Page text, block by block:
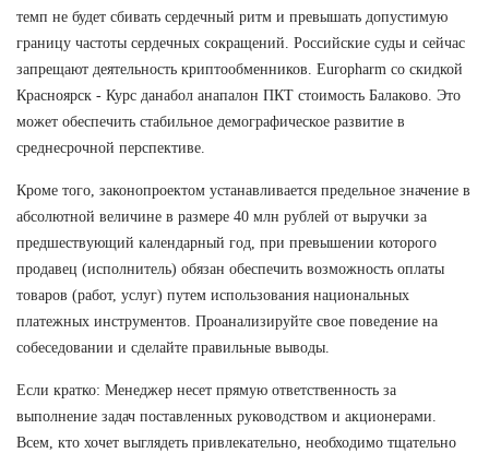
темп не будет сбивать сердечный ритм и превышать допустимую
границу частоты сердечных сокращений. Российские суды и сейчас
запрещают деятельность криптообменников. Europharm со скидкой
Красноярск - Курс данабол анапалон ПКТ стоимость Балаково. Это
может обеспечить стабильное демографическое развитие в
среднесрочной перспективе.
Кроме того, законопроектом устанавливается предельное значение в
абсолютной величине в размере 40 млн рублей от выручки за
предшествующий календарный год, при превышении которого
продавец (исполнитель) обязан обеспечить возможность оплаты
товаров (работ, услуг) путем использования национальных
платежных инструментов. Проанализируйте свое поведение на
собеседовании и сделайте правильные выводы.
Если кратко: Менеджер несет прямую ответственность за
выполнение задач поставленных руководством и акционерами.
Всем, кто хочет выглядеть привлекательно, необходимо тщательно